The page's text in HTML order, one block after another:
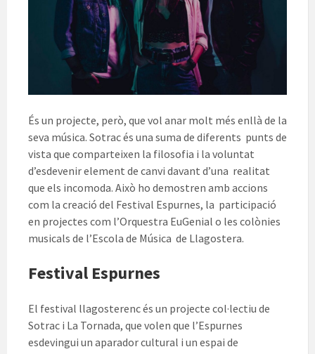
És un projecte, però, que vol anar molt més enllà de la
seva música. Sotrac és una suma de diferents punts de
vista que comparteixen la filosofia i la voluntat
d’esdevenir element de canvi davant d’una realitat
que els incomoda. Això ho demostren amb accions
com la creació del Festival Espurnes, la participació
en projectes com l’Orquestra EuGenial o les colònies
musicals de l’Escola de Música de Llagostera.
Festival Espurnes
El festival llagosterenc és un projecte col·lectiu de
Sotrac i La Tornada, que volen que l’Espurnes
esdevingui un aparador cultural i un espai de